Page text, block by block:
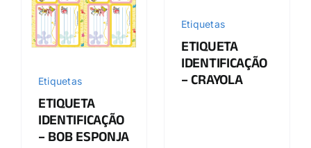
Etiquetas
ETIQUETA
IDENTIFICAÇÃO
– BOB ESPONJA
Etiquetas
ETIQUETA
IDENTIFICAÇÃO
– CRAYOLA